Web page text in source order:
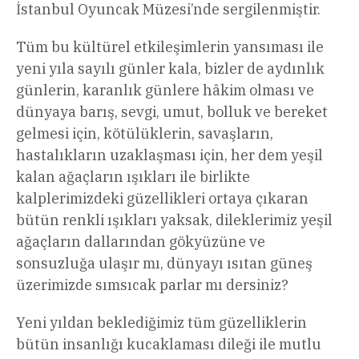
İstanbul Oyuncak Müzesi’nde sergilenmiştir.
Tüm bu kültürel etkileşimlerin yansıması ile
yeni yıla sayılı günler kala, bizler de aydınlık
günlerin, karanlık günlere hâkim olması ve
dünyaya barış, sevgi, umut, bolluk ve bereket
gelmesi için, kötülüklerin, savaşların,
hastalıkların uzaklaşması için, her dem yeşil
kalan ağaçların ışıkları ile birlikte
kalplerimizdeki güzellikleri ortaya çıkaran
bütün renkli ışıkları yaksak, dileklerimiz yeşil
ağaçların dallarından gökyüzüne ve
sonsuzluğa ulaşır mı, dünyayı ısıtan güneş
üzerimizde sımsıcak parlar mı dersiniz?
Yeni yıldan beklediğimiz tüm güzelliklerin
bütün insanlığı kucaklaması dileği ile mutlu